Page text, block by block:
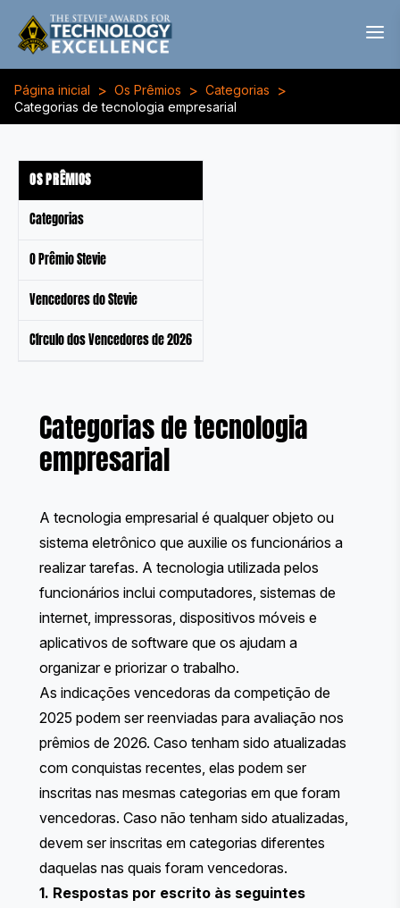
Página inicial > Os Prêmios > Categorias >
Categorias de tecnologia empresarial
OS PRÊMIOS
Categorias
O Prêmio Stevie
Vencedores do Stevie
Círculo dos Vencedores de 2026
Categorias de tecnologia
empresarial
A tecnologia empresarial é qualquer objeto ou
sistema eletrônico que auxilie os funcionários a
realizar tarefas. A tecnologia utilizada pelos
funcionários inclui computadores, sistemas de
internet, impressoras, dispositivos móveis e
aplicativos de software que os ajudam a
organizar e priorizar o trabalho.
As indicações vencedoras da competição de
2025 podem ser reenviadas para avaliação nos
prêmios de 2026. Caso tenham sido atualizadas
com conquistas recentes, elas podem ser
inscritas nas mesmas categorias em que foram
vencedoras. Caso não tenham sido atualizadas,
devem ser inscritas em categorias diferentes
daquelas nas quais foram vencedoras.
1. Respostas por escrito às seguintes